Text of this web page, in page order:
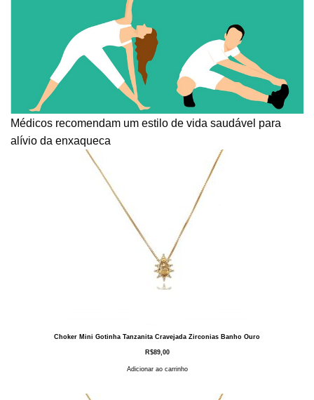
Médicos recomendam um estilo de vida saudável para
alívio da enxaqueca
Choker Mini Gotinha Tanzanita Cravejada Zirconias Banho Ouro
R$89,00
Adicionar ao carrinho